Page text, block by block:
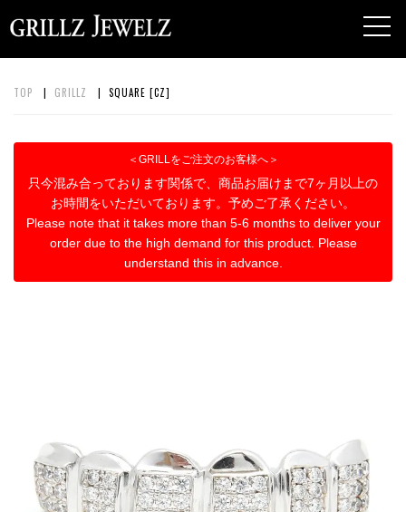
TOP | GRILLZ | SQUARE [CZ]
＜GRILLをご注文のお客様へ＞
只今混み合っております関係で、商品お届けまで7ヶ月以上の
お時間をいただいております。予めご了承ください。
Please note that it takes more than 5-6 months to deliver your
order due to the high demand for this product. Please
understand this in advance.